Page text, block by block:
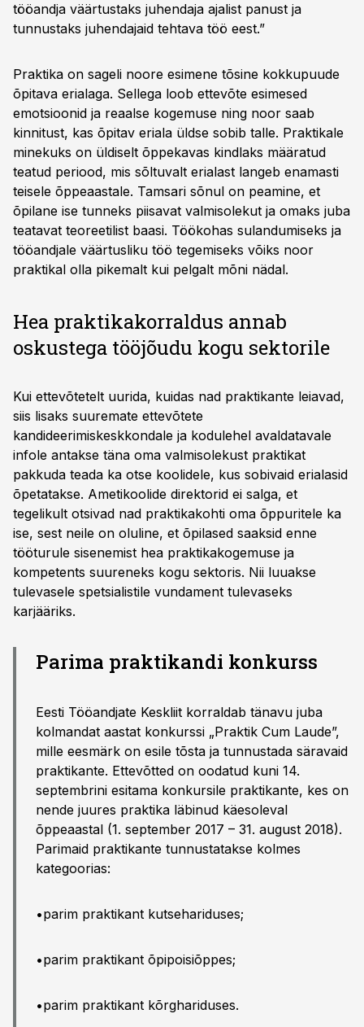
tööandja väärtustaks juhendaja ajalist panust ja
tunnustaks juhendajaid tehtava töö eest.”
Praktika on sageli noore esimene tõsine kokkupuude
õpitava erialaga. Sellega loob ettevõte esimesed
emotsioonid ja reaalse kogemuse ning noor saab
kinnitust, kas õpitav eriala üldse sobib talle. Praktikale
minekuks on üldiselt õppekavas kindlaks määratud
teatud periood, mis sõltuvalt erialast langeb enamasti
teisele õppeaastale. Tamsari sõnul on peamine, et
õpilane ise tunneks piisavat valmisolekut ja omaks juba
teatavat teoreetilist baasi. Töökohas sulandumiseks ja
tööandjale väärtusliku töö tegemiseks võiks noor
praktikal olla pikemalt kui pelgalt mõni nädal.
Hea praktikakorraldus annab
oskustega tööjõudu kogu sektorile
Kui ettevõtetelt uurida, kuidas nad praktikante leiavad,
siis lisaks suuremate ettevõtete
kandideerimiskeskkondale ja kodulehel avaldatavale
infole antakse täna oma valmisolekust praktikat
pakkuda teada ka otse koolidele, kus sobivaid erialasid
õpetatakse. Ametikoolide direktorid ei salga, et
tegelikult otsivad nad praktikakohti oma õppuritele ka
ise, sest neile on oluline, et õpilased saaksid enne
tööturule sisenemist hea praktikakogemuse ja
kompetents suureneks kogu sektoris. Nii luuakse
tulevasele spetsialistile vundament tulevaseks
karjääriks.
Parima praktikandi konkurss
Eesti Tööandjate Keskliit korraldab tänavu juba
kolmandat aastat konkurssi „Praktik Cum Laude”,
mille eesmärk on esile tõsta ja tunnustada säravaid
praktikante. Ettevõtted on oodatud kuni 14.
septembrini esitama konkursile praktikante, kes on
nende juures praktika läbinud käesoleval
õppeaastal (1. september 2017 – 31. august 2018).
Parimaid praktikante tunnustatakse kolmes
kategoorias:
•parim praktikant kutsehariduses;
•parim praktikant õpipoisiõppes;
•parim praktikant kõrghariduses.